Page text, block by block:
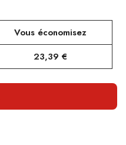
Vous économisez
23,39 €